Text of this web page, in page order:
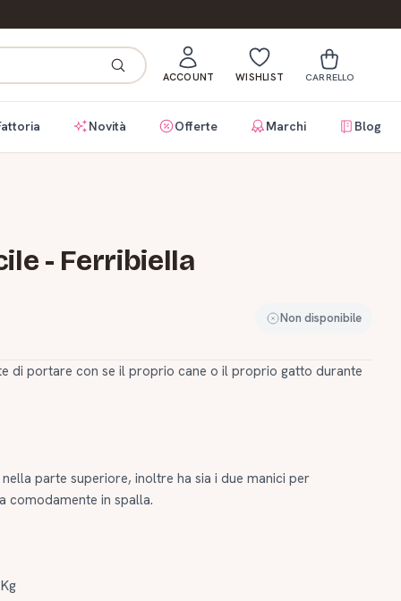
ACCOUNT WISHLIST CARRELLO
Novità Offerte Marchi Blog
- Ferribiella
Non disponibile
di portare con se il proprio cane o il proprio gatto durante
parte superiore, inoltre ha sia i due manici per
comodamente in spalla.